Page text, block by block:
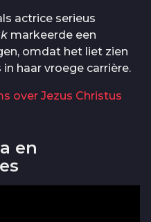
actrice serieus
markeerde een
omdat het liet zien
haar vroege carrière.
over Jezus Christus
en